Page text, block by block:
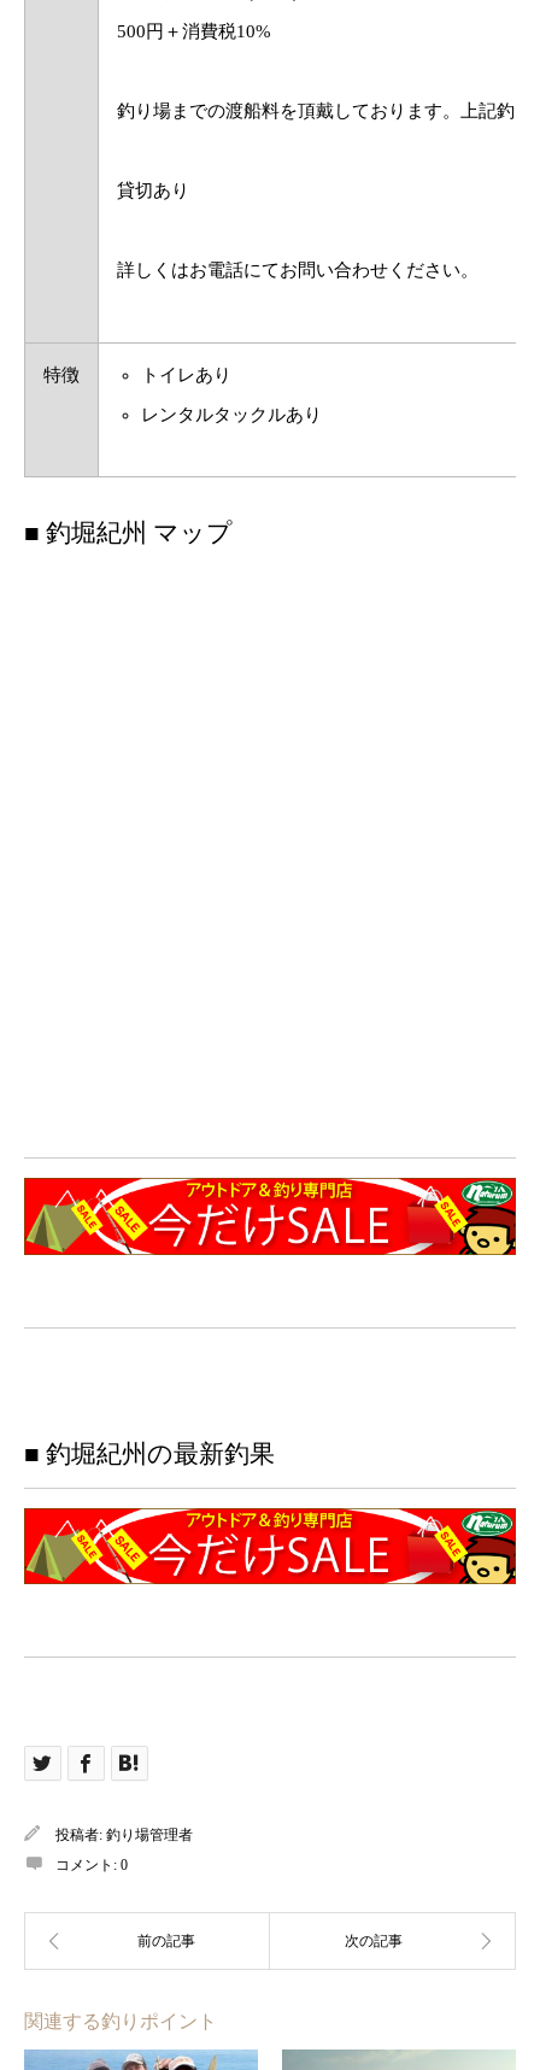
500円＋消費税10%
釣り場までの渡船料を頂戴しております。上記釣
貸切あり
詳しくはお電話にてお問い合わせください。
特徴 トイレあり
レンタルタックルあり
■ 釣堀紀州 マップ
■ 釣堀紀州の最新釣果
投稿者: 釣り場管理者
コメント: 0
関連する釣りポイント